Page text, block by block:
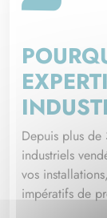
Depuis plus de
industriels
vos
impératifs de